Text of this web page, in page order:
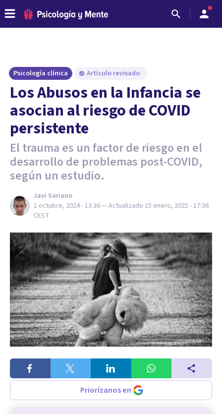
Psicología clínica Artículo revisado
Los Abusos en la Infancia se
asocian al riesgo de COVID
persistente
El trauma es un factor de riesgo en el
desarrollo de problemas post-COVID,
según un estudio.
Javi Soriano
1 octubre, 2024 - 13:36— Actualizado 15 enero, 2025 - 17:36
CEST
Priorízanos en